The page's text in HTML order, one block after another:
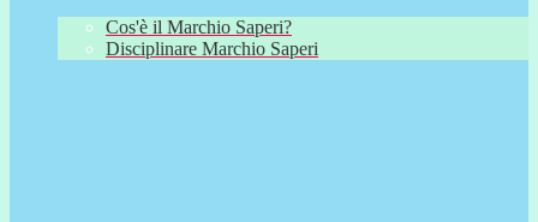
Cos'è il Marchio Saperi?
Disciplinare Marchio Saperi